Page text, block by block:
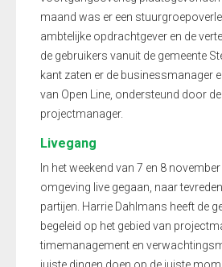
maand was er een
ambtelijke opdrachtgever en de
de gebruikers vanuit de gemeente
kant zaten er de businessmanager
van Open Line, ondersteund door de
projectmanager.
Livegang
In het weekend van 7 en 8
omgeving live gegaan, naar
partijen. Harrie Dahlmans heeft de
begeleid op het gebied van
timemanagement en